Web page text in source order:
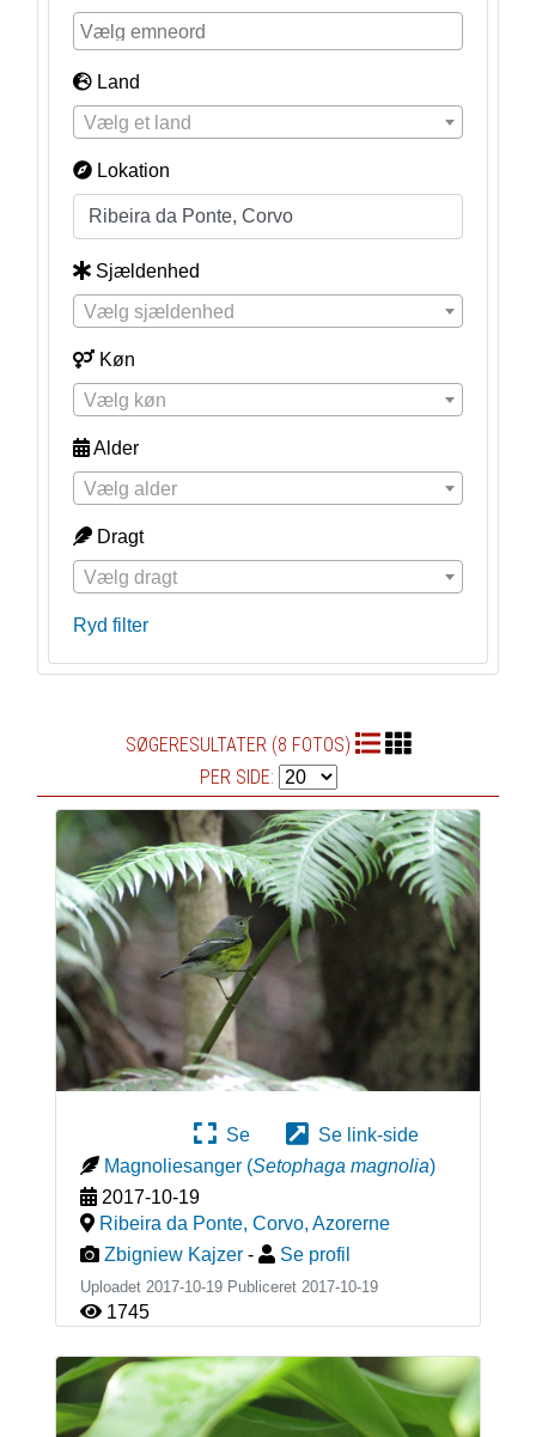
Land
Vælg et land
Lokation
Sjældenhed
Vælg sjældenhed
Køn
Vælg køn
Alder
Vælg alder
Dragt
Vælg dragt
Ryd filter
SØGERESULTATER (8 FOTOS)
PER SIDE:
Se
Se link-side
Magnoliesanger (Setophaga magnolia)
2017-10-19
Ribeira da Ponte, Corvo, Azorerne
Zbigniew Kajzer - Se profil
Uploadet 2017-10-19 Publiceret 2017-10-19
1745